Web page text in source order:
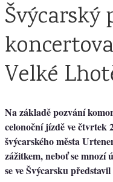
Švýcarský
Velké
Na základě pozvání
celonoční jízdě ve čtvrtek
švýcarského města
zážitkem, neboť se mnozí
se ve Švýcarsku